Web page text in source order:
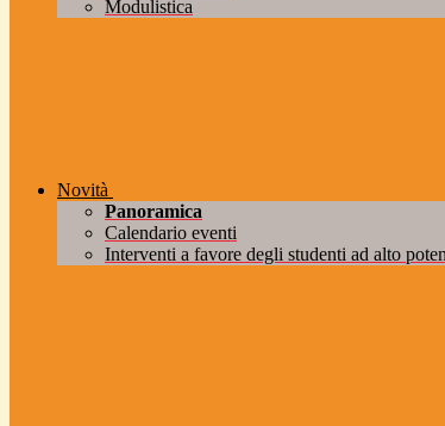
Modulistica
Novità
Panoramica
Calendario eventi
Interventi a favore degli studenti ad alto